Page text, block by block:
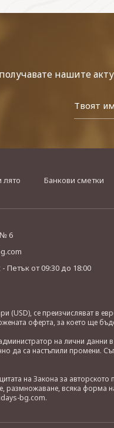
нашите
лято Банкови сметки
6
Петъкот 09:30 до 18:00
(USD), се преизчисляват
оферта, за което ще
на лични данни
да са настъпили промени.
на Закона за
всяка форма
bg.com.